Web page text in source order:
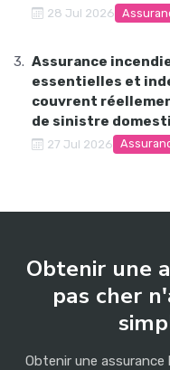
28 Jul 2026
Assurance
essentielles et
couvrent
de sinistre
27 Jul 2026
Obtenir une
pas cher
Obtenir une